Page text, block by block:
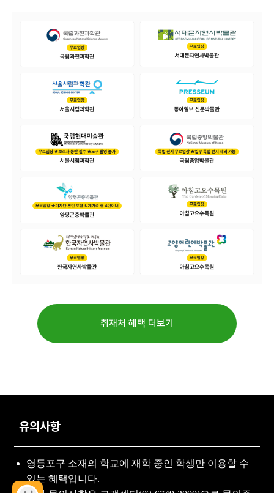
취재처 혜택 더보기
유의사항
영등포구 소재의 학교에 재학 중인 학생만 이용할 수
있는 혜택입니다.